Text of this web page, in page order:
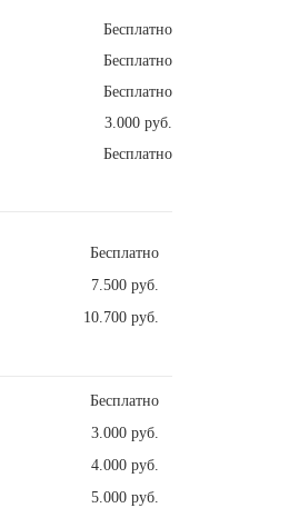
Бесплатно
Бесплатно
Бесплатно
3.000 руб.
Бесплатно
Бесплатно
7.500 руб.
10.700 руб.
Бесплатно
3.000 руб.
4.000 руб.
5.000 руб.